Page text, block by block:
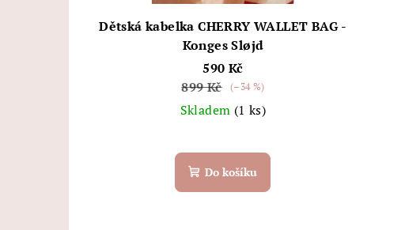
Dětská kabelka CHERRY WALLET BAG -
Konges Sløjd
590 Kč
899 Kč
(–34 %)
Skladem (1 ks)
Do košíku